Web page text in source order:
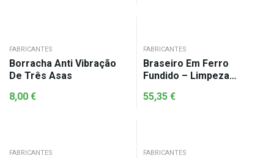
FABRICANTES
Borracha Anti Vibração
De Três Asas
8,00 €
FABRICANTES
Braseiro Em Ferro
Fundido – Limpeza
55,35 €
FABRICANTES FABRICANTES